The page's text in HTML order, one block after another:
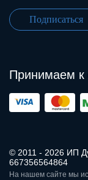
Подписаться
Принимаем к
© 2011 - 2026 ИП
667356564864
На нашем сайте мы